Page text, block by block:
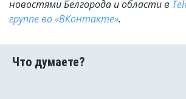
новостями Белгорода и области в
группе во «ВКонтакте».